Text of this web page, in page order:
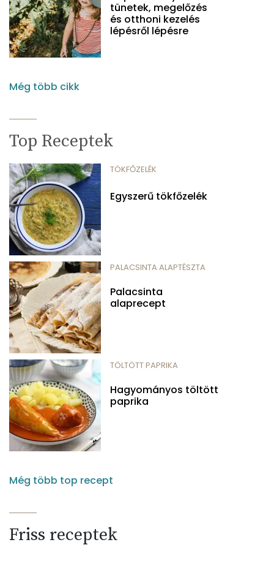
tünetek, megelőzés
és otthoni kezelés
lépésről lépésre
Még több cikk
Top Receptek
TÖKFŐZELÉK
Egyszerű tökfőzelék
PALACSINTA ALAPTÉSZTA
Palacsinta
alaprecept
TÖLTÖTT PAPRIKA
Hagyományos töltött
paprika
Még több top recept
Friss receptek